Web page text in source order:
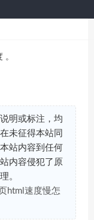
明或标注，均
未征得本站同
站内容到任何
内容侵犯了原
。
html速度慢怎